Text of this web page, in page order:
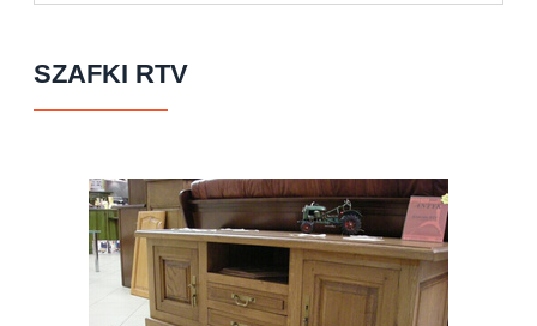
SZAFKI RTV